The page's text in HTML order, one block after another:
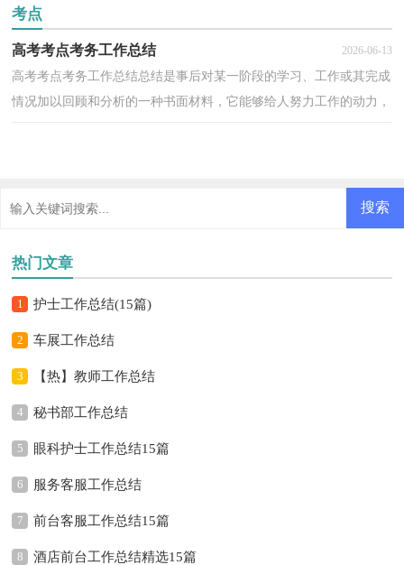
考点
高考考点考务工作总结 2026-06-13
高考考点考务工作总结总结是事后对某一阶段的学习、工作或其完成
情况加以回顾和分析的一种书面材料，它能够给人努力工作的动力，
热门文章
1 护士工作总结(15篇)
2 车展工作总结
3 【热】教师工作总结
4 秘书部工作总结
5 眼科护士工作总结15篇
6 服务客服工作总结
7 前台客服工作总结15篇
8 酒店前台工作总结精选15篇